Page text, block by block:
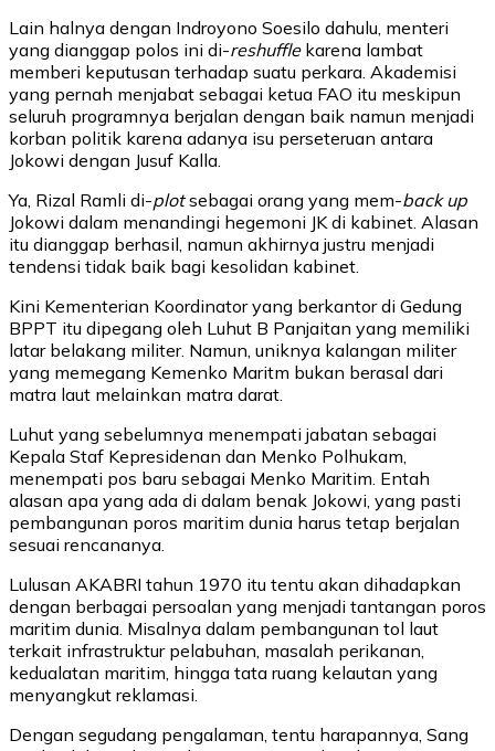
Lain halnya dengan Indroyono Soesilo dahulu, menteri
yang dianggap polos ini di-reshuffle karena lambat
memberi keputusan terhadap suatu perkara. Akademisi
yang pernah menjabat sebagai ketua FAO itu meskipun
seluruh programnya berjalan dengan baik namun menjadi
korban politik karena adanya isu perseteruan antara
Jokowi dengan Jusuf Kalla.
Ya, Rizal Ramli di-plotsebagai orang yang mem-back up
Jokowi dalam menandingi hegemoni JK di kabinet. Alasan
itu dianggap berhasil, namun akhirnya justru menjadi
tendensi tidak baik bagi kesolidan kabinet.
Kini Kementerian Koordinator yang berkantor di Gedung
BPPT itu dipegang oleh Luhut B Panjaitan yang memiliki
latar belakang militer. Namun, uniknya kalangan militer
yang memegang Kemenko Maritm bukan berasal dari
matra laut melainkan matra darat.
Luhut yang sebelumnya menempati jabatan sebagai
Kepala Staf Kepresidenan dan Menko Polhukam,
menempati pos baru sebagai Menko Maritim. Entah
alasan apa yang ada di dalam benak Jokowi, yang pasti
pembangunan poros maritim dunia harus tetap berjalan
sesuai rencananya.
Lulusan AKABRI tahun 1970 itu tentu akan dihadapkan
dengan berbagai persoalan yang menjadi tantangan poros
maritim dunia. Misalnya dalam pembangunan tol laut
terkait infrastruktur pelabuhan, masalah perikanan,
kedualatan maritim, hingga tata ruang kelautan yang
menyangkut reklamasi.
Dengan segudang pengalaman, tentu harapannya, Sang